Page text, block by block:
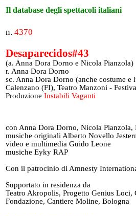
Il database degli spettacoli italiani
n. 4370
Desaparecidos#43
(a. Anna Dora Dorno e Nicola Pianzola)
r. Anna Dora Dorno
sc. Anna Dora Dorno (anche costume e
Calenzano (FI), Teatro Manzoni -
Produzione Instabili Vaganti
con Anna Dora Dorno, Nicola Pianzola,
musiche originali Alberto Novello
video e multimedia Guido Leone
musiche Eyky RAP
Con il patrocinio di Amnesty
Supportato in residenza da
Teatro Akropolis, Progetto Genius Loci,
Fondazione, Cantiere Moline, Bologna